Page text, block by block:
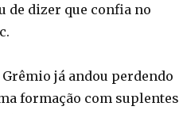
de dizer que confia no
já andou perdendo
formação com suplentes